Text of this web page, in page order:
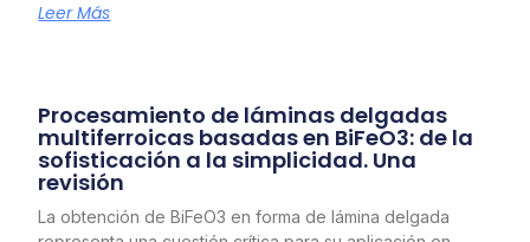
Leer Más
Procesamiento de láminas delgadas
multiferroicas basadas en BiFeO3: de la
sofisticación a la simplicidad. Una
revisión
La obtención de BiFeO3 en forma de lámina delgada